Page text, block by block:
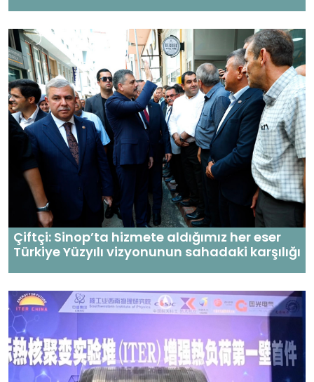
Çiftçi: Sinop’ta hizmete aldığımız her eser
Türkiye Yüzyılı vizyonunun sahadaki karşılığı